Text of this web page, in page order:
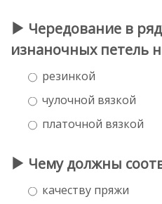
Чередование в
изнаночных петель
резинкой
чулочной вязкой
платочной вязкой
Чему должны
качеству пряжи